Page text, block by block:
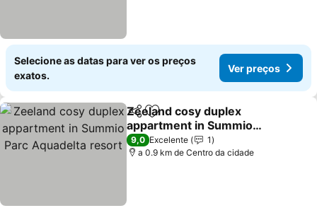
Selecione as datas para ver os preços
exatos.
Ver preços
PartilharAdicionar aos favoritos
Zeeland cosy duplex
appartment in Summio
Parc Aquadelta resort
9,0 Excelente
1
a 0.9 km de Centro da cidade